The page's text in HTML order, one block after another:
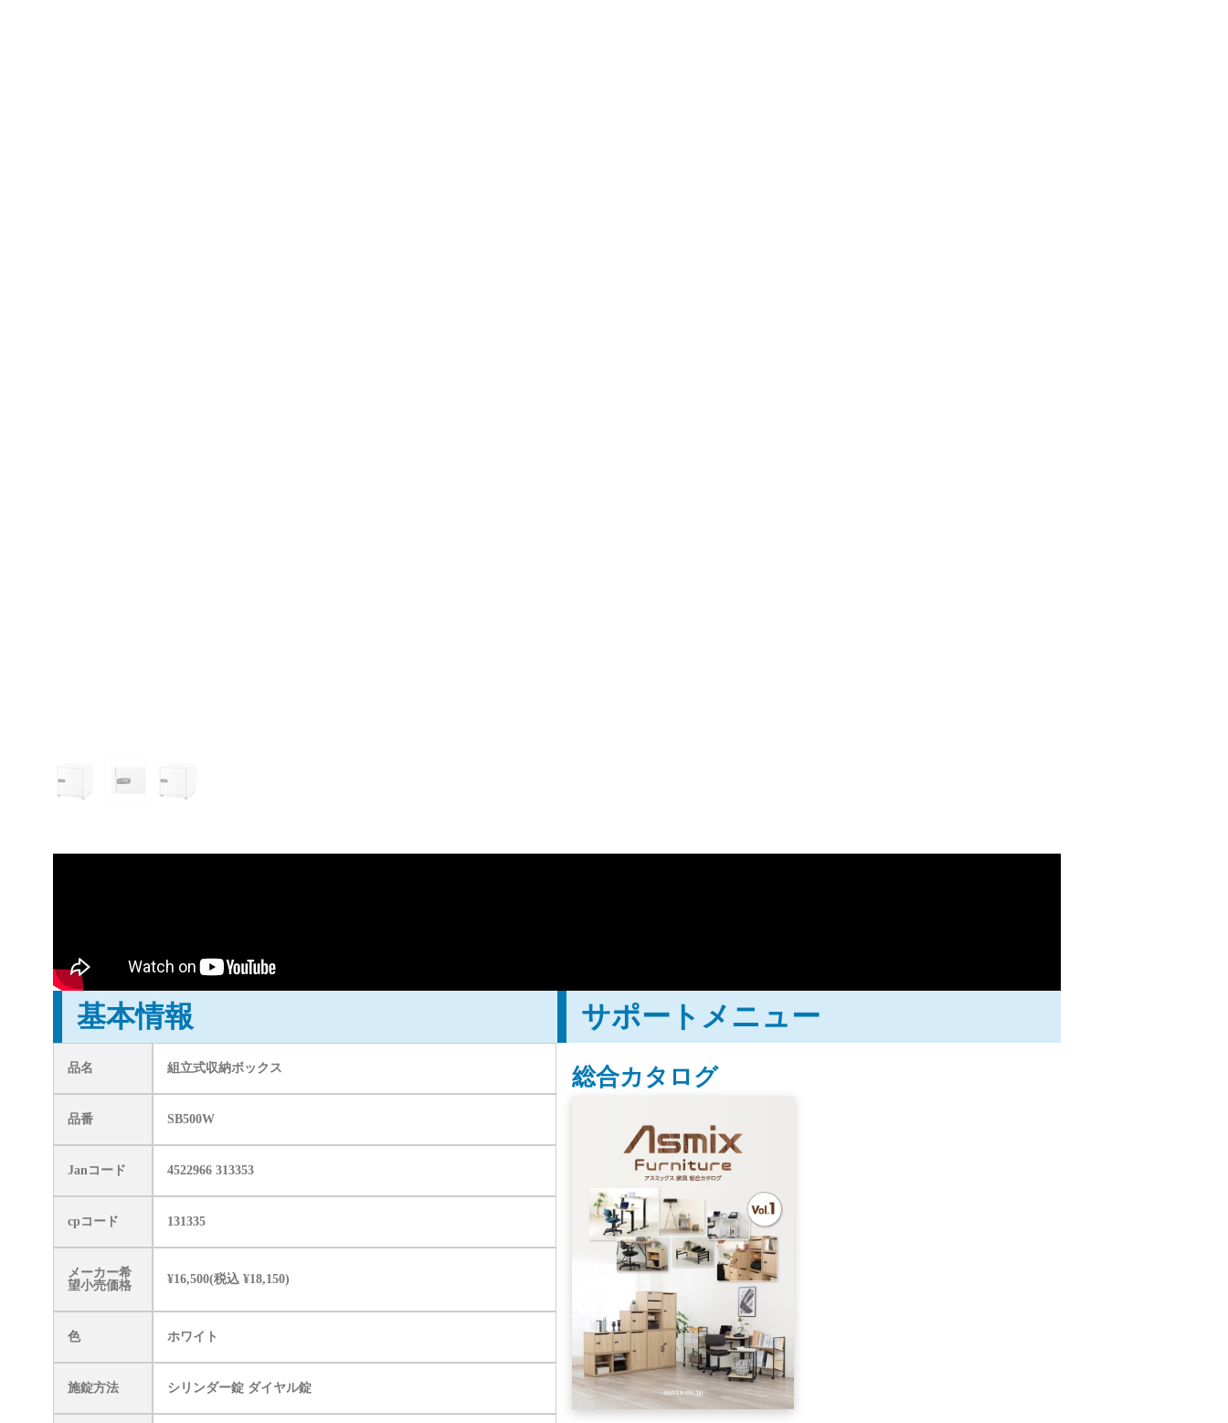
基本情報
品名 組立式収納ボックス
品番 SB500W
Janコード 4522966 313353
cpコード 131335
メーカー希
望小売価格
¥16,500(税込 ¥18,150)
色 ホワイト
施錠方法 シリンダー錠 ダイヤル錠
サポートメニュー
総合カタログ